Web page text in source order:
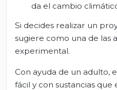
da el cambio
Si decides realizar un
sugiere como una de las
experimental.
Con ayuda de un adulto,
fácil y con sustancias